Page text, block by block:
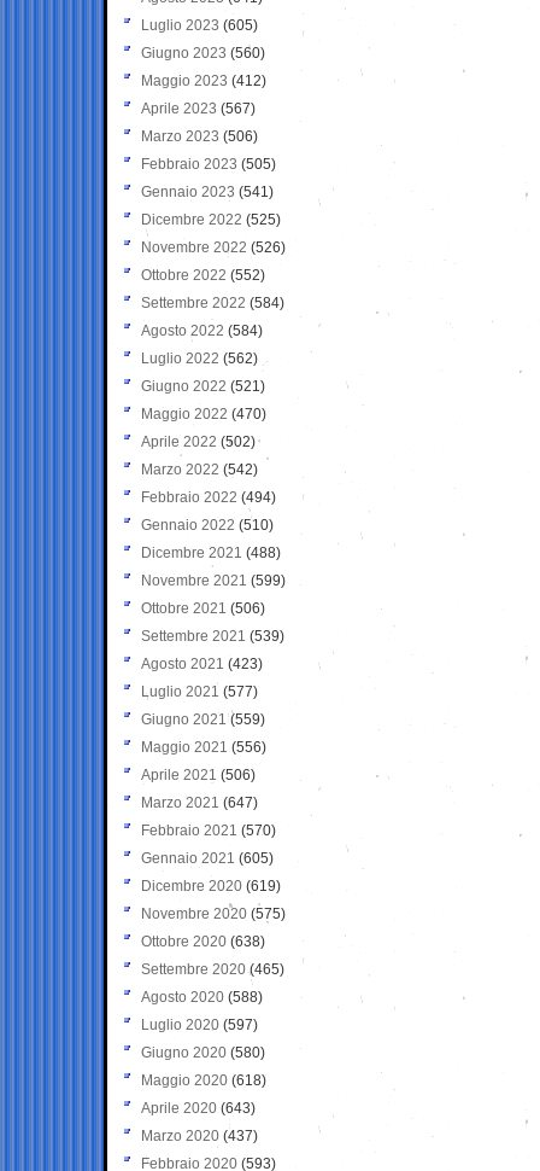
Luglio 2023 (605)
Giugno 2023 (560)
Maggio 2023 (412)
Aprile 2023 (567)
Marzo 2023 (506)
Febbraio 2023 (505)
Gennaio 2023 (541)
Dicembre 2022 (525)
Novembre 2022 (526)
Ottobre 2022 (552)
Settembre 2022 (584)
Agosto 2022 (584)
Luglio 2022 (562)
Giugno 2022 (521)
Maggio 2022 (470)
Aprile 2022 (502)
Marzo 2022 (542)
Febbraio 2022 (494)
Gennaio 2022 (510)
Dicembre 2021 (488)
Novembre 2021 (599)
Ottobre 2021 (506)
Settembre 2021 (539)
Agosto 2021 (423)
Luglio 2021 (577)
Giugno 2021(559)
Maggio 2021 (556)
Aprile 2021 (506)
Marzo 2021 (647)
Febbraio 2021 (570)
Gennaio 2021 (605)
Dicembre 2020 (619)
Novembre 2020 (575)
Ottobre 2020 (638)
Settembre 2020(465)
Agosto 2020 (588)
Luglio 2020 (597)
Giugno 2020 (580)
Maggio 2020 (618)
Aprile 2020 (643)
Marzo 2020 (437)
Febbraio 2020 (593)